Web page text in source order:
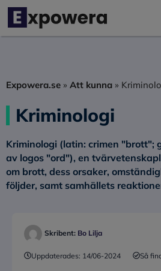
Hoppa
innehåll
Expowera.se » Att kunna »
Kriminologi
Kriminologi (latin: crimen "brott";
av logos "ord"), en
om brott, dess orsaker,
följder, samt samhällets
Skribent: Bo Lilja
Uppdaterades: 14/06-2024 Så